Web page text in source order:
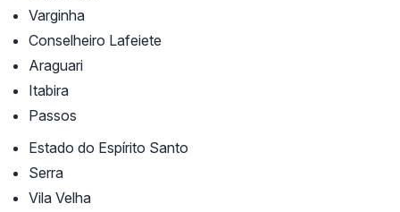
Varginha
Conselheiro Lafeiete
Araguari
Itabira
Passos
Estado do Espírito Santo
Serra
Vila Velha